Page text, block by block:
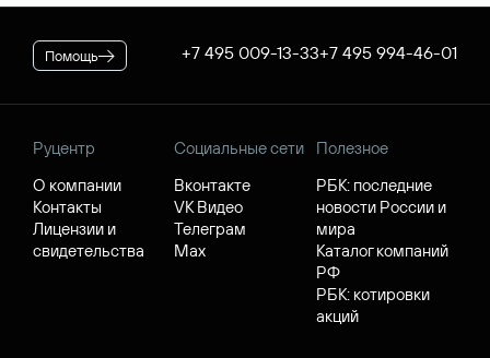
Помощь +7 495 009-13-33+7 495 994-46-01
Руцентр
О компании
Контакты
Лицензии и
свидетельства
Социальные сети
Вконтакте
VK Видео
Телеграм
Max
Полезное
РБК: последние
новости России и
мира
Каталог компаний
РФ
РБК: котировки
акций